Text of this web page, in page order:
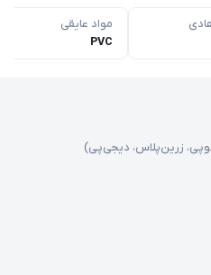
مواد عایقی
PVC
زرین‌پلاس، دیجی‌پی)